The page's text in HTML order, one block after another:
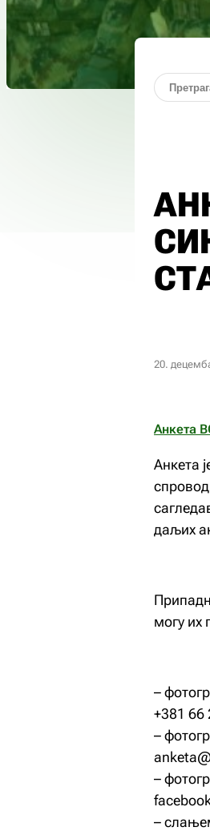
20.
Анкета
Анкета
даљих
могу их
–
+381 66
–
–
–